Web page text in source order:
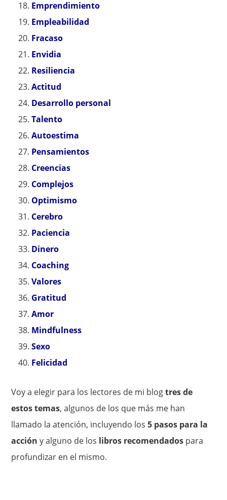
Emprendimiento
Empleabilidad
Fracaso
Envidia
Resiliencia
Actitud
Desarrollo personal
Talento
Autoestima
Pensamientos
Creencias
Complejos
Optimismo
Cerebro
Paciencia
Dinero
Coaching
Valores
Gratitud
Amor
Mindfulness
Sexo
Felicidad
Voy a elegir para los lectores de mi blogtres de
estos temas, algunos de los que más me han
llamado la atención, incluyendo los5 pasos para la
acción y alguno de los libros recomendados para
profundizar en el mismo.